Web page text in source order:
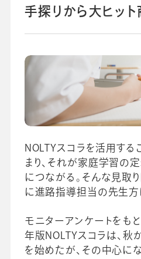
先生の学び応援コラム
SDGsの取組み
手探りから大ヒッ
NOLTYスコラを活用する
まり、それが家庭学習の
につながる。そんな見取り
に進路指導担当の先生方
モニターアンケートをも
年版NOLTYスコラは、秋
を始めたが、その中心に